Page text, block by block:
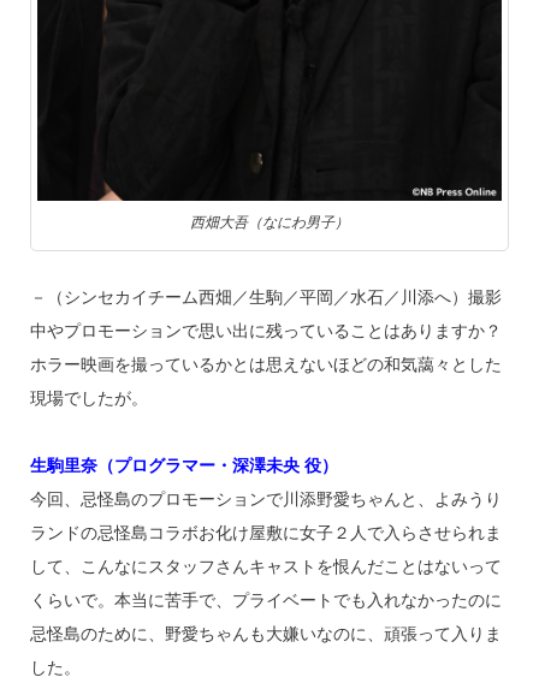
西畑大吾（なにわ男子）
－（シンセカイチーム西畑／生駒／平岡／水石／川添へ）撮影
中やプロモーションで思い出に残っていることはありますか？
ホラー映画を撮っているかとは思えないほどの和気藹々とした
現場でしたが。
生駒里奈（プログラマー・深澤未央 役）
今回、忌怪島のプロモーションで川添野愛ちゃんと、よみうり
ランドの忌怪島コラボお化け屋敷に女子２人で入らさせられま
して、こんなにスタッフさんキャストを恨んだことはないって
くらいで。本当に苦手で、プライベートでも入れなかったのに
忌怪島のために、野愛ちゃんも大嫌いなのに、頑張って入りま
した。